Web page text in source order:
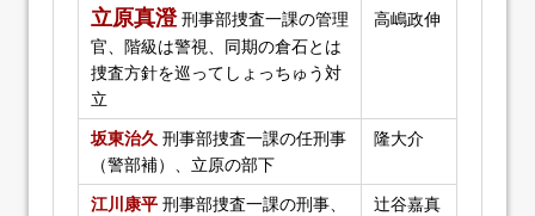
立原真澄刑事部捜査一課の管理
官、階級は警視、同期の倉石とは
捜査方針を巡ってしょっちゅう対
立
高嶋政伸
坂東治久 刑事部捜査一課の任刑事
（警部補）、立原の部下
隆大介
江川康平 刑事部捜査一課の刑事、
辻谷嘉真